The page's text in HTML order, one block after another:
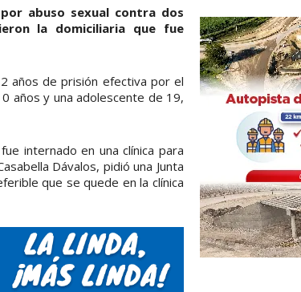
abuso sexual contra dos
la domiciliaria que fue
años de prisión efectiva por el
años y una adolescente de 19,
internado en una clínica para
Dávalos, pidió una Junta
que se quede en la clínica